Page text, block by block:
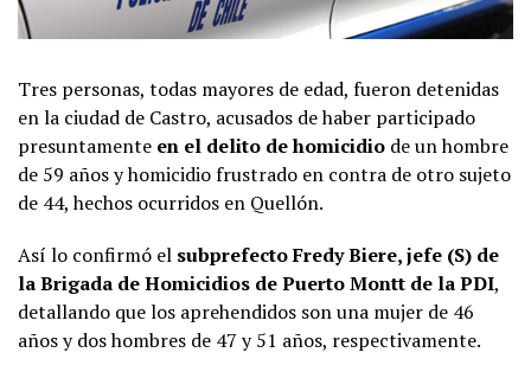
Tres personas, todas mayores de edad, fueron detenidas
en la ciudad de Castro, acusados de haber participado
presuntamente en el delito de homicidio de un hombre
de 59 años y homicidio frustrado en contra de otro sujeto
de 44, hechos ocurridos en Quellón.
Así lo confirmó el subprefecto Fredy Biere, jefe (S) de
la Brigada de Homicidios de Puerto Montt de la PDI,
detallando que los aprehendidos son una mujer de 46
años y dos hombres de 47 y 51 años, respectivamente.